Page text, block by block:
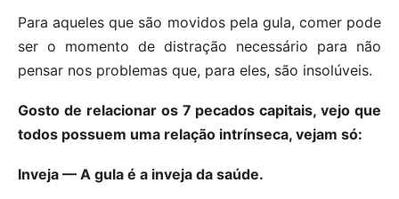
Para aqueles que são movidos pela gula, comer pode
ser o momento de distração necessário para não
pensar nos problemas que, para eles, são insolúveis.
Gosto de relacionar os 7 pecados capitais, vejo que
todos possuem uma relação intrínseca, vejam só:
Inveja — A gula é a inveja da saúde.